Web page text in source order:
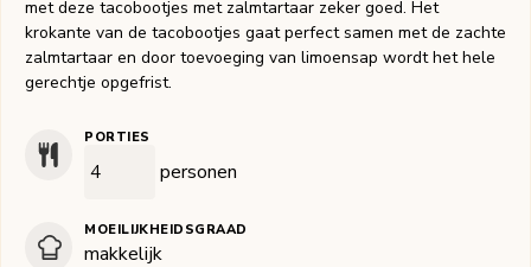
met deze tacobootjes met zalmtartaar zeker goed. Het
krokante van de tacobootjes gaat perfect samen met de zachte
zalmtartaar en door toevoeging van limoensap wordt het hele
gerechtje opgefrist.
PORTIES
personen
MOEILIJKHEIDSGRAAD
makkelijk